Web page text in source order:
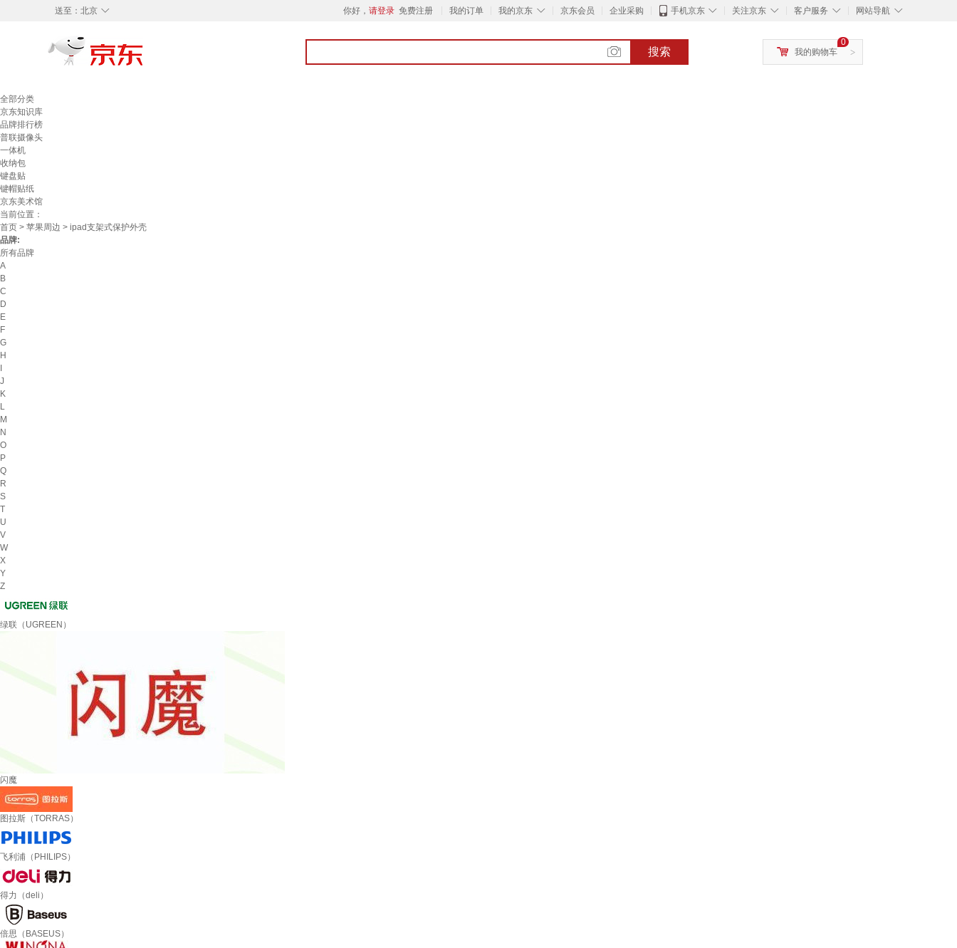
◇
送至： 北京 你好， 请登录 免费注册 我的订单 ◇
我的京东 京东会员 企业采购 ◇
手机京东 ◇
关注京东 ◇
客户服务 ◇
网站导航
搜索 >
0
我的购物车
全部分类
京东知识库
品牌排行榜
普联摄像头
一体机
收纳包
键盘贴
键帽贴纸
京东美术馆
当前位置：
首页 > 苹果周边 > ipad支架式保护外壳
品牌:
所有品牌
A
B
C
D
E
F
G
H
J
K
L
M
N
O
P
Q
R
S
T
U
V
W
X
Y
Z
绿联（UGREEN）
闪魔
图拉斯（TORRAS）
飞利浦（PHILIPS）
得力（deli）
倍思（BASEUS）